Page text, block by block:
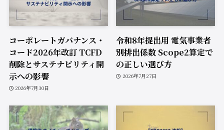
コーポレートガバナンス・
コード2026年改訂 TCFD
削除とサステナビリティ開
示への影響
2026年7月30日
令和8年提出用 電気事業者
別排出係数 Scope2算定で
の正しい選び方
2026年7月27日